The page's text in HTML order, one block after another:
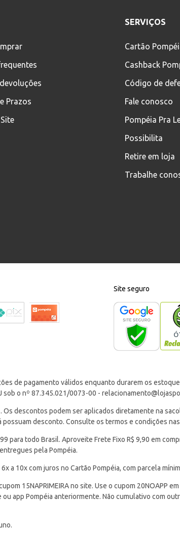
Prazos
SERVIÇOS
Cartão
Cashback
Código de
Fale conosco
Pompéia Pra
Possibilita
Retire em loja
Trabalhe
Site seguro
de pagamento válidos enquanto durarem os
sob o nº 87.345.021/0073-00 -
descontos podem ser aplicados diretamente na
desconto. Consulte os termos e condições
para todo Brasil. Aproveite Frete Fixo R$ 9,90 em
pela Pompéia.
a 10x com juros no Cartão Pompéia, com parcela
15NAPRIMEIRA no site. Use o cupom 20NOAPP
app Pompéia anteriormente. Não cumulativo com